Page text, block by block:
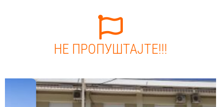
НЕ ПРОПУШТАЈТЕ!!!